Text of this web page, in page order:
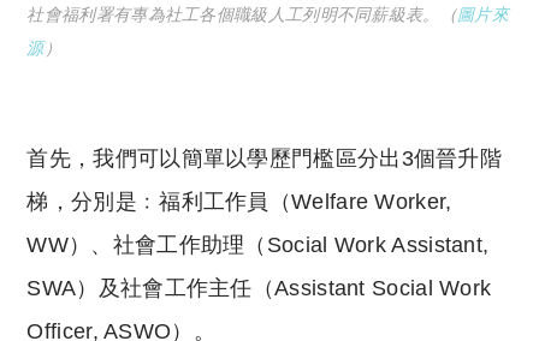
社會福利署有專為社工各個職級人工列明不同薪級表。（圖片來
源）
首先，我們可以簡單以學歷門檻區分出3個晉升階
梯，分別是﹕福利工作員（Welfare Worker,
WW）、社會工作助理（Social Work Assistant,
SWA）及社會工作主任（Assistant Social Work
Officer, ASWO）。